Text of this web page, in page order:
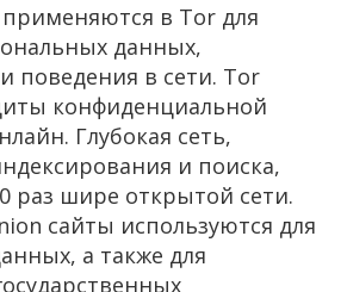
в Tor для
данных,
поведения в сети. Tor
конфиденциальной
Глубокая сеть,
и поиска,
раз шире открытой сети.
сайты используются для
а также для